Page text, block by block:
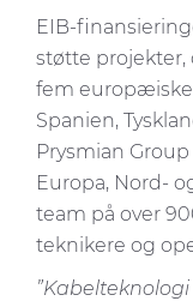
EIB-
støtte projekter,
fem europæiske
Spanien,
Prysmian
Europa, Nord-
team på over
teknikere og